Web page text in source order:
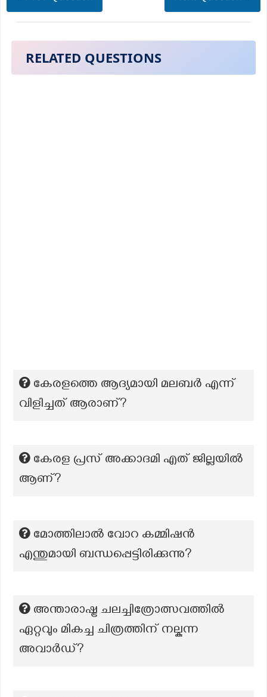
RELATED QUESTIONS
കേരളത്തെ ആദ്യമായി മലബര്‍ എന്ന്
വിളിച്ചത് ആരാണ്?
കേരള പ്രസ് അക്കാദമി എത് ജില്ലയില്‍
ആണ്?
മോത്തിലാല്‍ വോറ കമ്മിഷന്‍
എന്തുമായി ബന്ധപ്പെട്ടിരിക്കുന്നു?
അന്താരാഷ്ട്ര ചലച്ചിത്രോത്സവത്തിൽ
ഏറ്റവും മികച്ച ചിത്രത്തിന് നല്കുന്ന
അവാർഡ്?